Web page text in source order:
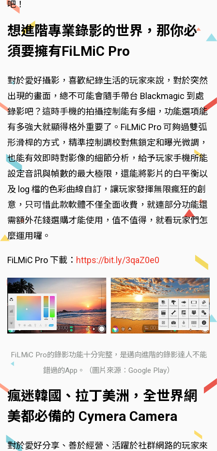
吧！
想進階專業錄影的世界，那你必
須要擁有FiLMiC Pro
對於愛好攝影，喜歡紀錄生活的玩家來說，對於突然
出現的畫面，總不可能會隨手帶台 Blackmagic 到處
錄影吧？這時手機的拍攝控制能有多細，功能選項能
有多強大就顯得格外重要了。FiLMiC Pro 可夠過雙弧
形滑桿的方式，精準控制調校對焦鎖定和曝光微調，
也能有效即時對影像的細節分析，給予玩家手機所能
設定音訊與幀數的最大極限，還能將影片的白平衡以
及 log 檔的色彩曲線自訂，讓玩家發揮無限瘋狂的創
意，只可惜此款軟體不僅全面收費，就連部分功能還
需額外花錢選購才能使用，值不值得，就看玩家們怎
麼運用囉。
FiLMiC Pro 下載： https://bit.ly/3qaZ0e0
FiLMiC Pro的錄影功能十分完整，是邁向進階的錄影達人不能
錯過的App。（圖片來源：Google Play）
瘋迷韓國、拉丁美洲，全世界網
美都必備的 Cymera Camera
對於愛好分享、善於經營、活躍於社群網路的玩家來